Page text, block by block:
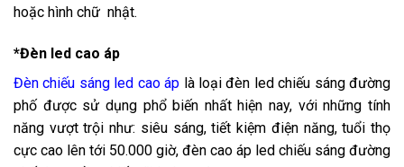
hoặc hình chữ nhật.
*Đèn led cao áp
Đèn chiếu sáng led cao áp là loại đèn led chiếu sáng đường
phố được sử dụng phổ biến nhất hiện nay, với những tính
năng vượt trội như: siêu sáng, tiết kiệm điện năng, tuổi thọ
cực cao lên tới 50.000 giờ, đèn cao áp led chiếu sáng đường